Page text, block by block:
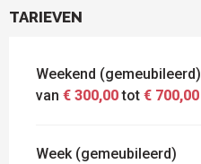
TARIEVEN
Weekend (gemeubileerd)
van € 300,00tot € 700,00
Week (gemeubileerd)